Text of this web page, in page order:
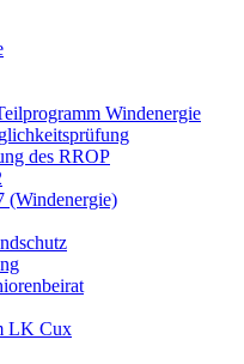
Windenergie
des RROP
(Windenergie)
LK Cux